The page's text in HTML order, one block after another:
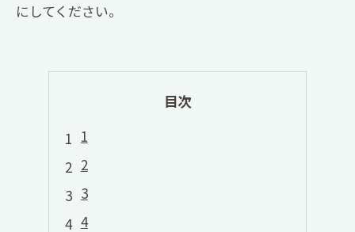
にしてください。
目次
1
2
3
4